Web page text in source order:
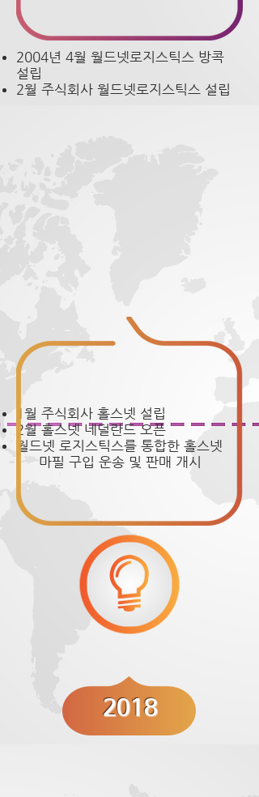
2004년 4월 월드넷로지스틱스 방콕
설립
2월 주식회사 월드넷로지스틱스 설립
1월 주식회사 홀스넷 설립
2월 홀스넷 네덜란드 오픈
월드넷 로지스틱스를 통합한 홀스넷
마필 구입 운송 및 판매 개시
2018